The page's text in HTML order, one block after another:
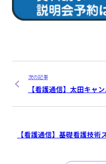
次の記事
【看護通信】太田キャ
【看護通信】基礎看護技